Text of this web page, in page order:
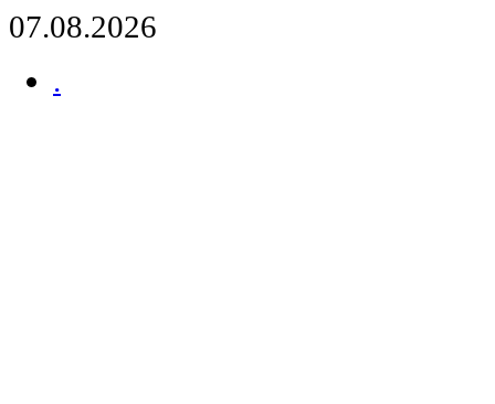
07.08.2026
.